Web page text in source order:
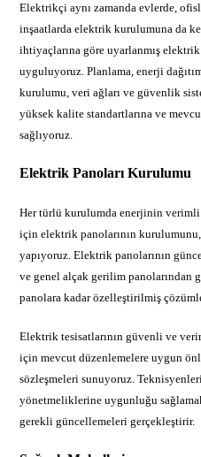
Elektrikçi aynı zamanda evlerde,
inşaatlarda elektrik kurulumuna da
ihtiyaçlarına göre uyarlanmış
uyguluyoruz. Planlama, enerji
kurulumu, veri ağları ve güvenlik
yüksek kalite standartlarına ve
sağlıyoruz.
Elektrik Panoları Kurulumu
Her türlü kurulumda enerjinin verimli
için elektrik panolarının
yapıyoruz. Elektrik panolarının
ve genel alçak gerilim panolarından
panolara kadar özelleştirilmiş
Elektrik tesisatlarının güvenli ve
için mevcut düzenlemelere uygun
sözleşmeleri sunuyoruz.
yönetmeliklerine uygunluğu
gerekli güncellemeleri gerçekleştirir.